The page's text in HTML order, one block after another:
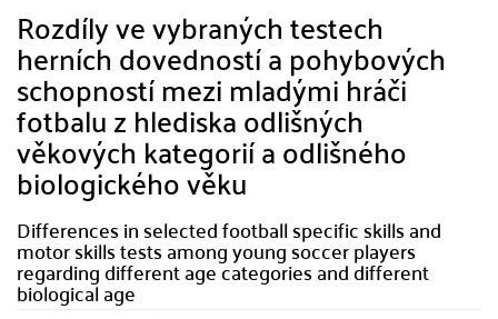
Rozdíly ve vybraných testech
herních dovedností a pohybových
schopností mezi mladými hráči
fotbalu z hlediska odlišných
věkových kategorií a odlišného
biologického věku
Differences in selected football specific skills and
motor skills tests among young soccer players
regarding different age categories and different
biological age